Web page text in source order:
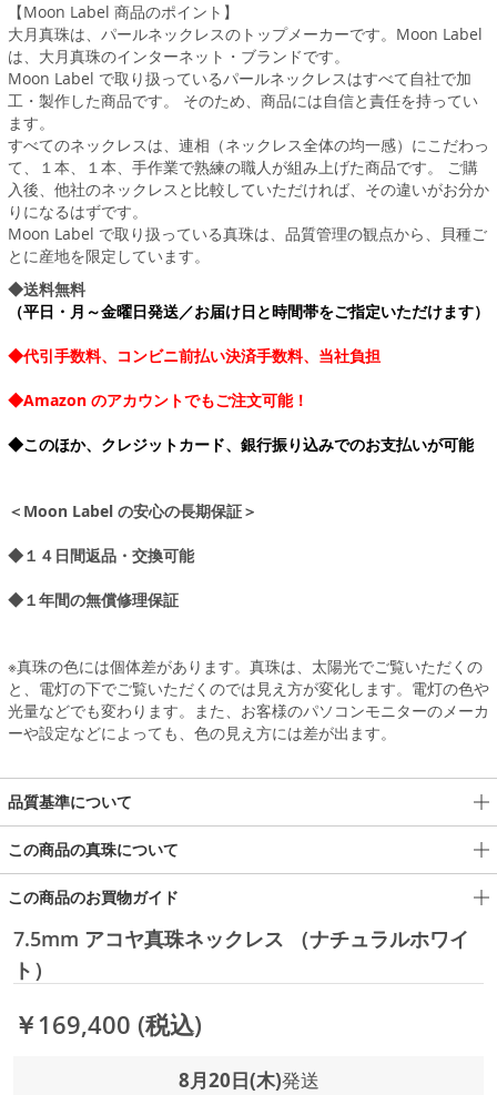
【Moon Label 商品のポイント】
大月真珠は、パールネックレスのトップメーカーです。Moon Label
は、大月真珠のインターネット・ブランドです。
Moon Label で取り扱っているパールネックレスはすべて自社で加
工・製作した商品です。 そのため、商品には自信と責任を持ってい
ます。
すべてのネックレスは、連相（ネックレス全体の均一感）にこだわっ
て、１本、１本、手作業で熟練の職人が組み上げた商品です。 ご購
入後、他社のネックレスと比較していただければ、その違いがお分か
りになるはずです。
Moon Label で取り扱っている真珠は、品質管理の観点から、貝種ご
とに産地を限定しています。
◆送料無料
（平日・月～金曜日発送／お届け日と時間帯をご指定いただけます）
◆代引手数料、コンビニ前払い決済手数料、当社負担
◆Amazon のアカウントでもご注文可能！
◆このほか、クレジットカード、銀行振り込みでのお支払いが可能
＜Moon Label の安心の長期保証＞
◆１４日間返品・交換可能
◆１年間の無償修理保証
※真珠の色には個体差があります。真珠は、太陽光でご覧いただくの
と、電灯の下でご覧いただくのでは見え方が変化します。電灯の色や
光量などでも変わります。また、お客様のパソコンモニターのメーカ
ーや設定などによっても、色の見え方には差が出ます。
品質基準について
この商品の真珠について
この商品のお買物ガイド
7.5mm アコヤ真珠ネックレス （ナチュラルホワイ
ト）
￥169,400 (税込)
8月20日(木)発送